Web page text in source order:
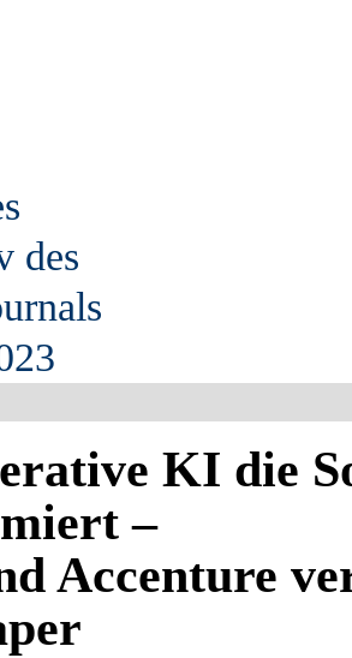
des
KI die
–
Accenture